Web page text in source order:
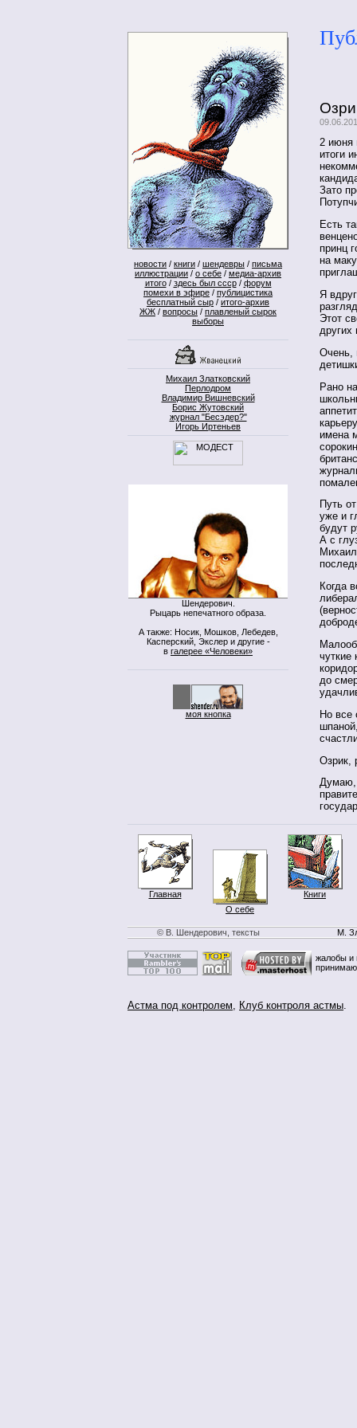
новости / книги / шендевры / письма
иллюстрации / о себе / медиа-архив
итого/ здесь был ссср/ форум
помехи в эфире / публицистика
бесплатный сыр / итого-архив
ЖЖ / вопросы / плавленый сырок
выборы
Михаил Златковский
Перлодром
Владимир Вишневский
Борис Жутовский
журнал "Бесэдер?"
Игорь Иртеньев
Шендерович.
Рыцарь непечатного образа.
А также: Носик, Мошков, Лебедев,
Касперский, Экслер и другие -
в галерее «Человеки»
моя кнопка
2 июня
итоги
Зато
Есть
принц
на
Я
Этот
Очень,
Рано
имена
Путь
уже и
будут
А с
Когда
чуткие
до
Но все
Озрик,
Думаю,
Главная
О себе
Книги
© В. Шендерович, тексты М.
жалобы и
Астма под контролем, Клуб контроля астмы.